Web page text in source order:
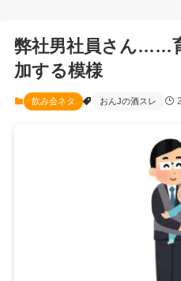
弊社男社員さん……
加する模様
飲み会ネタ おんJの酒スレ